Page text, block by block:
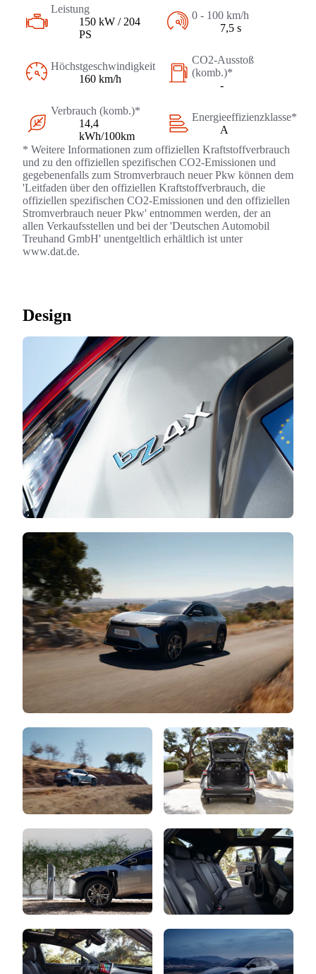
Leistung
150 kW / 204
PS
0 - 100 km/h
7,5 s
Höchstgeschwindigkeit
160 km/h
CO2-Ausstoß
(komb.)*
-
Verbrauch (komb.)*
14,4
kWh/100km
Energieeffizienzklasse*
A
* Weitere Informationen zum offiziellen Kraftstoffverbrauch
und zu den offiziellen spezifischen CO2-Emissionen und
gegebenenfalls zum Stromverbrauch neuer Pkw können dem
'Leitfaden über den offiziellen Kraftstoffverbrauch, die
offiziellen spezifischen CO2-Emissionen und den offiziellen
Stromverbrauch neuer Pkw' entnommen werden, der an
allen Verkaufsstellen und bei der 'Deutschen Automobil
Treuhand GmbH' unentgeltlich erhältlich ist unter
www.dat.de.
Design